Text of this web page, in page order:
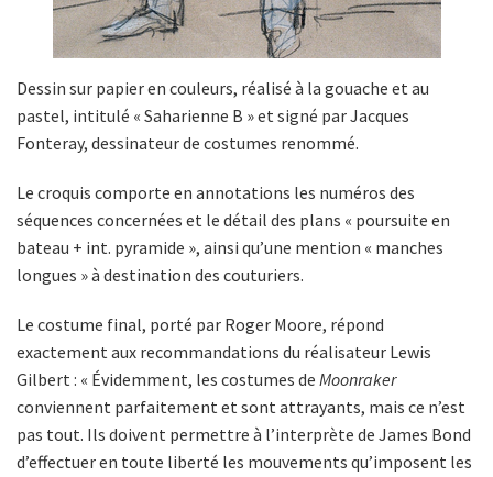
Dessin sur papier en couleurs, réalisé à la gouache et au
pastel, intitulé « Saharienne B » et signé par Jacques
Fonteray, dessinateur de costumes renommé.
Le croquis comporte en annotations les numéros des
séquences concernées et le détail des plans « poursuite en
bateau + int. pyramide », ainsi qu’une mention « manches
longues » à destination des couturiers.
Le costume final, porté par Roger Moore, répond
exactement aux recommandations du réalisateur Lewis
Gilbert : « Évidemment, les costumes de Moonraker
conviennent parfaitement et sont attrayants, mais ce n’est
pas tout. Ils doivent permettre à l’interprète de James Bond
d’effectuer en toute liberté les mouvements qu’imposent les